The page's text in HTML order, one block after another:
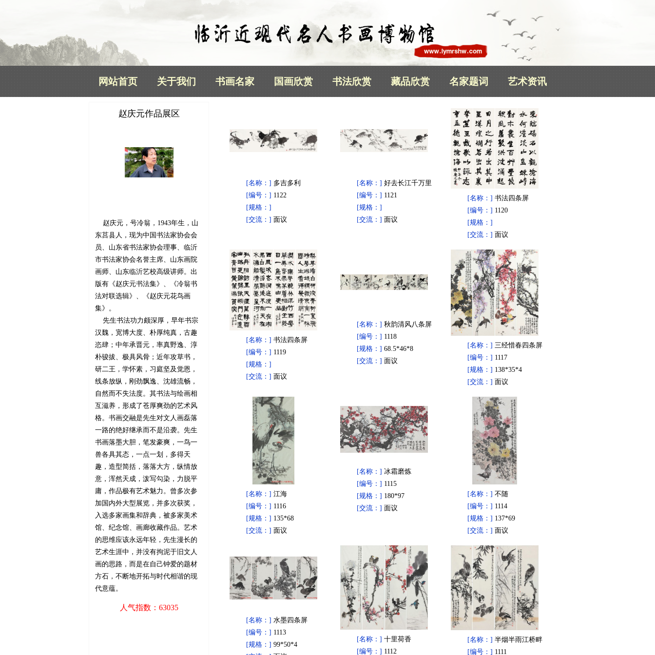
网站首页 关于我们 书画名家 国画欣赏 书法欣赏 藏品欣赏 名家题词 艺术资讯
赵庆元作品展区
赵庆元，号冷翁，1943年生，山
东莒县人，现为中国书法家协会会
员、山东省书法家协会理事、临沂
市书法家协会名誉主席、山东画院
画师、山东临沂艺校高级讲师。出
版有《赵庆元书法集》、《冷翁书
法对联选辑》、《赵庆元花鸟画
集》。
先生书法功力颇深厚，早年书宗
汉魏，宽博大度、朴厚纯真，古趣
恣肆；中年承晋元，率真野逸、淳
朴骏拔、极具风骨；近年攻草书，
研二王，学怀素，习庭坚及觉恩，
线条放纵，刚劲飘逸、沈雄流畅，
自然而不失法度。其书法与绘画相
互滋养，形成了苍厚爽劲的艺术风
格。书画交融是先生对文人画磊落
一路的绝好继承而不是沿袭。先生
书画落墨大胆，笔发豪爽，一鸟一
兽各具其态，一点一划，多得天
趣，造型简括，落落大方，纵情放
意，浑然天成，泼写勾染，力脱平
庸，作品极有艺术魅力。曾多次参
加国内外大型展览，并多次获奖，
入选多家画集和辞典，被多家美术
馆、纪念馆、画廊收藏作品。艺术
的思维应该永远年轻，先生漫长的
艺术生涯中，并没有拘泥于旧文人
画的思路，而是在自己钟爱的题材
方石，不断地开拓与时代相谐的现
代意蕴。
人气指数：63035
[名称：] 多吉多利
[编号：] 1122
[规格：]
[交流：] 面议
[名称：] 好去长江千万里
[编号：] 1121
[规格：]
[交流：] 面议
[名称：] 书法四条屏
[编号：] 1120
[规格：]
[交流：] 面议
[名称：] 书法四条屏
[编号：] 1119
[规格：]
[交流：] 面议
[名称：] 秋韵清风八条屏
[编号：] 1118
[规格：] 68.5*46*8
[交流：] 面议
[名称：] 三经惜春四条屏
[编号：] 1117
[规格：] 138*35*4
[交流：] 面议
[名称：] 江海
[编号：] 1116
[规格：] 135*68
[交流：] 面议
[名称：] 冰霜磨炼
[编号：] 1115
[规格：] 180*97
[交流：] 面议
[名称：] 不随
[编号：] 1114
[规格：] 137*69
[交流：] 面议
[名称：] 水墨四条屏
[编号：] 1113
[规格：] 99*50*4
[名称：] 十里荷香
[编号：] 1112
[名称：] 半烟半雨江桥畔
[编号：] 1111